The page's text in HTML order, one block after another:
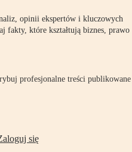
opinii ekspertów i kluczowych
fakty, które kształtują biznes, prawo
profesjonalne treści publikowane
się